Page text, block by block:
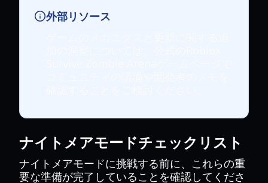
外部リソース
ナイトメアモードチェックリスト
ナイトメアモードに挑戦する前に、これらの重
要な準備が完了していることを確認してくださ